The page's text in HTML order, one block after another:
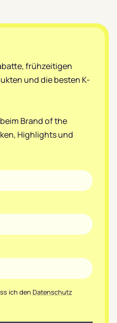
frühzeitigen
und die besten K-
Brand of the
Highlights und
ich den Datenschutz